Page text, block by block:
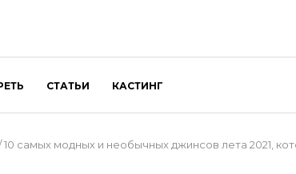
СТАТЬИ КАСТИНГ
10 самых модных и необычных джинсов лета 2021,